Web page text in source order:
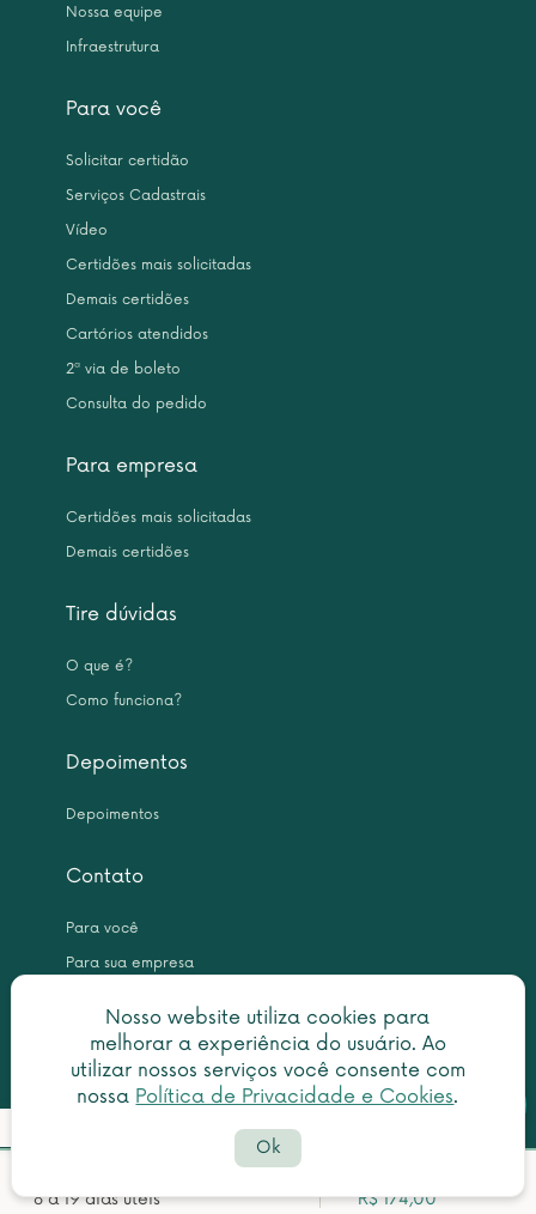
8 a 19 dias úteis R$ 174,00
Nosso website utiliza cookies para
melhorar a experiência do usuário. Ao
utilizar nossos serviços você consente com
nossa Política de Privacidade e Cookies.
Ok
Nossa equipe
Infraestrutura
Para você
Solicitar certidão
Serviços Cadastrais
Vídeo
Certidões mais solicitadas
Demais certidões
Cartórios atendidos
2ª via de boleto
Consulta do pedido
Para empresa
Certidões mais solicitadas
Demais certidões
Tire dúvidas
O que é?
Como funciona?
Depoimentos
Depoimentos
Contato
Para você
Para sua empresa
Copyright © 2026 Leme Inteligência Forense 10.999.476/0001-31. All
rights reserved.
Política de privacidade|Termo de utilização
faleconosco@centraldascertidoes.com.br